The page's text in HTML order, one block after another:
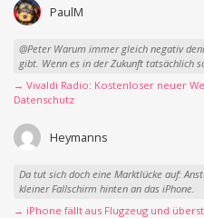
PaulM
@Peter Warum immer gleich negativ
gibt. Wenn es in der Zukunft tatsächlich
→ Vivaldi Radio: Kostenloser neuer
Datenschutz
Heymanns
Da tut sich doch eine Marktlücke auf:
kleiner Fallschirm hinten an das iPhone.
→ iPhone fällt aus Flugzeug und